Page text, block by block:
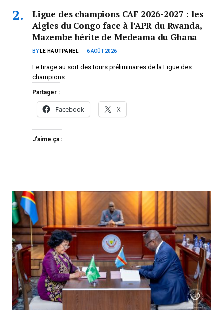
Ligue des champions CAF 2026-2027 : les
Aigles du Congo face à l’APR du Rwanda,
Mazembe hérite de Medeama du Ghana
BY LE HAUTPANEL 6 AOÛT 2026
Le tirage au sort des tours préliminaires de la Ligue des
champions…
Partager :
Facebook X
J’aime ça :